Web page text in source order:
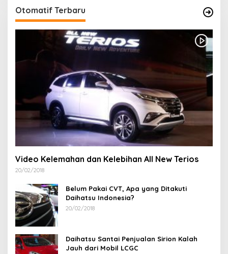
Otomatif Terbaru
Video Kelemahan dan Kelebihan All New Terios
20/02/2018
Belum Pakai CVT, Apa yang Ditakuti
Daihatsu Indonesia?
20/02/2018
Daihatsu Santai Penjualan Sirion Kalah
Jauh dari Mobil LCGC